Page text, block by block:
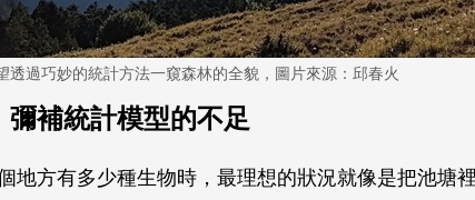
透過巧妙的統計方法一窺森林的全貌，圖片來源：邱春火
補統計模型的不足
地方有多少種生物時，最理想的狀況就像是把池塘